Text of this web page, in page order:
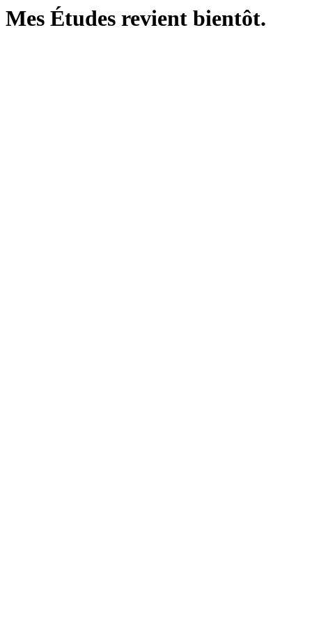
Mes Études revient bientôt.